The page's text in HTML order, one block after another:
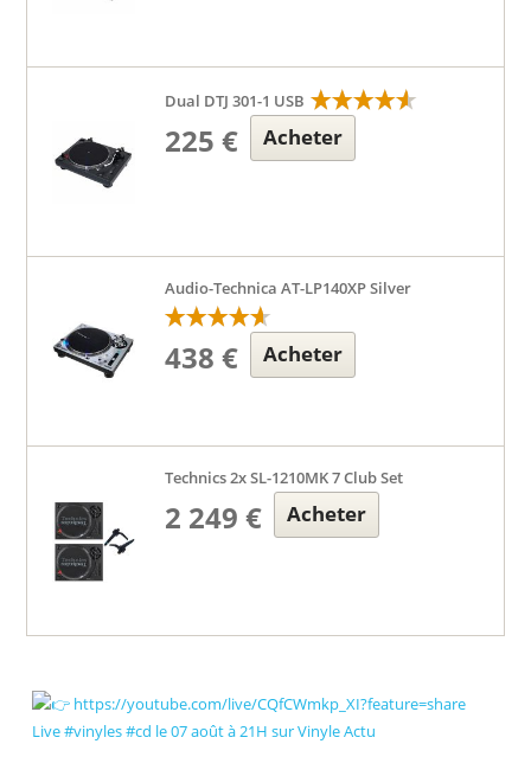
Dual DTJ 301-1 USB
225 € Acheter
Audio-Technica AT-LP140XP Silver
438 € Acheter
Technics 2x SL-1210MK 7 Club Set
2 249 € Acheter
Live #vinyles #cd le 07 août à 21H sur Vinyle Actu